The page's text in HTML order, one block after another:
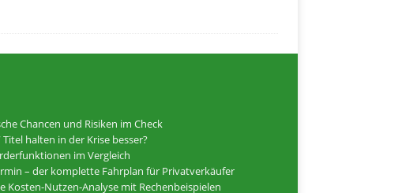
Chancen und Risiken im Check
halten in der Krise besser?
im Vergleich
– der komplette Fahrplan für Privatverkäufer
Kosten-Nutzen-Analyse mit Rechenbeispielen